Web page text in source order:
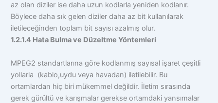
az olan diziler ise daha uzun kodlarla yeniden kodlanır.
Böylece daha sık gelen diziler daha az bit kullanılarak
iletileceğinden toplam bit sayısı azalmış olur.
1.2.1.4 Hata Bulma ve Düzeltme Yöntemleri
MPEG2 standartlarına göre kodlanmış sayısal işaret çeşitli
yollarla (kablo,uydu veya havadan) iletilebilir. Bu
ortamlardan hiç biri mükemmel değildir. İletim sırasında
gerek gürültü ve karışmalar gerekse ortamdaki yansımalar